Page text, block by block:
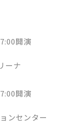
開演
ーナ
開演
ンセンター